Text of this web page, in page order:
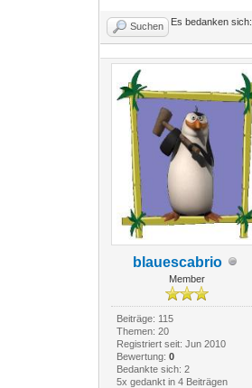
Suchen Es bedanken sich:
blauescabrio
Member
Beiträge: 115
Themen: 20
Registriert seit: Jun 2010
Bewertung: 0
Bedankte sich: 2
5x gedankt in 4 Beiträgen